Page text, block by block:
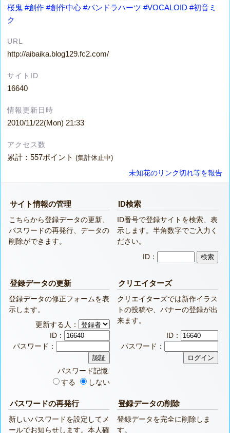
桜鬼 #創作 #創作中心 #パンドラハーツ #VOCALOID #初音ミ
ク
URL
http://aibaika.blog129.fc2.com/
サイトID
16640
情報更新日時
2010/11/22(Mon) 21:33
アクセス数
累計：557ポイント(集計休止中)
未知花のリンク切れ等を報告
サイト情報の管理
こちらから登録データの更新、
パスワードの再発行、データの
削除ができます。
ID検索
ID番号で登録サイトを検索、表
示します。半角数字でご入力く
ださい。
ID：
登録データの更新
登録データの修正フォームを表
示します。
更新する人：
ID：
パスワード：
パスワード記憶:
する
しない
クリエイターズ
クリエイターズでは新作イラス
トの投稿や、バナーの登録が出
来ます。
ID：
パスワード：
パスワードの再発行
新しいパスワードを設定してメ
ールでお知らせします。本人確
登録データの削除
登録データを完全に削除しま
す。